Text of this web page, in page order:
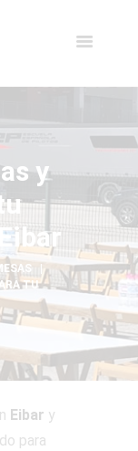
y
TU
Eibar y
para